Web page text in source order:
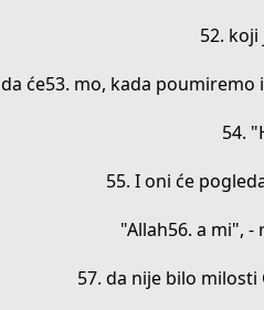
52.
da će53. mo, kada
54.
55. I oni će
"Allah56. a mi",
57. da nije bilo